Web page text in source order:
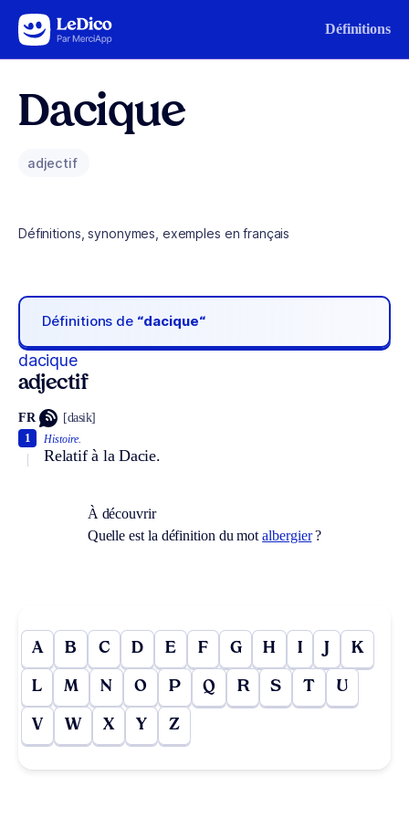
Aller au contenu Définitions
Dacique
adjectif
Définitions, synonymes, exemples en français
Définitions de “dacique“
dacique
adjectif
FR [dasik]
Histoire.
Relatif à la Dacie.
1
À découvrir
Quelle est la définition du motalbergier?
A B C D E F G H I J K
L M N O P Q R S T U
V W X Y Z